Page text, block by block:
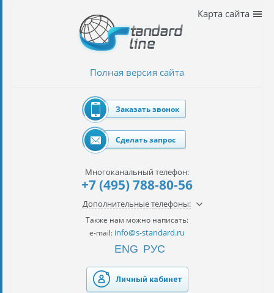
автомобилей
Полная версия сайта
Карта сайта
Заказать звонок
Сделать запрос
Многоканальный телефон:
+7 (495) 788-80-56
Дополнительные телефоны:
Также нам можно написать:
e-mail: info@s-standard.ru
ENG РУС
Личный кабинет